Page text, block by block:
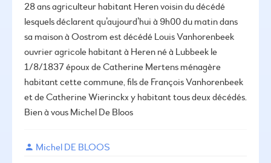
Michel DE BLOOS
28 ans agriculteur habitant Heren voisin du décédé
lesquels déclarent qu’aujourd’hui à 9h00 du matin dans
sa maison à Oostrom est décédé Louis Vanhorenbeek
ouvrier agricole habitant à Heren né à Lubbeek le
1/8/1837 époux de Catherine Mertens ménagère
habitant cette commune, fils de François Vanhorenbeek
et de Catherine Wierinckx y habitant tous deux décédés.
Bien à vous Michel De Bloos